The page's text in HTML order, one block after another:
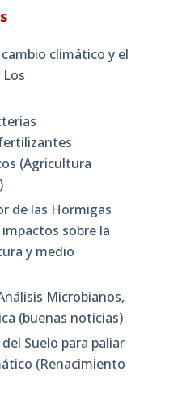
climático y el
(Agricultura
de las Hormigas
sobre la
y medio
Microbianos,
(buenas noticias)
Suelo para paliar
(Renacimiento